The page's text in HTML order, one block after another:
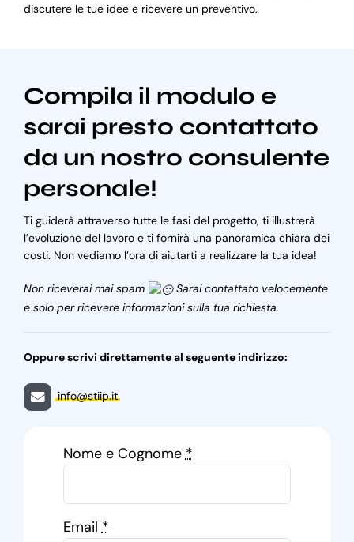
discutere le tue idee e ricevere un preventivo.
Compila il modulo e
sarai presto contattato
da un nostro consulente
personale!
Ti guiderà attraverso tutte le fasi del progetto, ti illustrerà
l’evoluzione del lavoro e ti fornirà una panoramica chiara dei
costi. Non vediamo l’ora di aiutarti a realizzare la tua idea!
Non riceverai mai spam
Sarai contattato velocemente
e solo per ricevere informazioni sulla tua richiesta.
Oppure scrivi direttamente al seguente indirizzo:
info@stiip.it
Nome e Cognome*
Email*